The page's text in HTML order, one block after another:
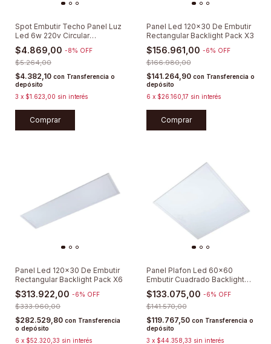
Spot Embutir Techo Panel Luz
Led 6w 220v Circular
Cuadrado
$4.869,00 -8% OFF
$5.264,00
$4.382,10 con Transferencia o
depósito
3 x $1.623,00 sin interés
Comprar
Panel Led 120x30 De Embutir
Rectangular Backlight Pack X3
$156.961,00 -6% OFF
$166.980,00
$141.264,90 con Transferencia o
depósito
6 x $26.160,17 sin interés
Comprar
Panel Led 120x30 De Embutir
Rectangular Backlight Pack X6
$313.922,00 -6% OFF
$333.960,00
$282.529,80 con Transferencia
o depósito
6 x $52.320,33 sin interés
Panel Plafon Led 60x60
Embutir Cuadrado Backlight
Pack X 3u
$133.075,00 -6% OFF
$141.570,00
$119.767,50 con Transferencia o
depósito
3 x $44.358,33 sin interés